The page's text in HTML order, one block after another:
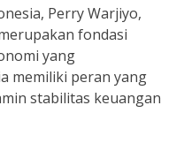
Perry Warjiyo,
fondasi
yang
memiliki peran yang
stabilitas keuangan